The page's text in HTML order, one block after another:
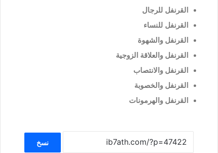
القرنفل للرجال
القرنفل للنساء
القرنفل والشهوة
القرنفل والعلاقة الزوجية
القرنفل والانتصاب
القرنفل والخصوبة
القرنفل والهرمونات
نسخ